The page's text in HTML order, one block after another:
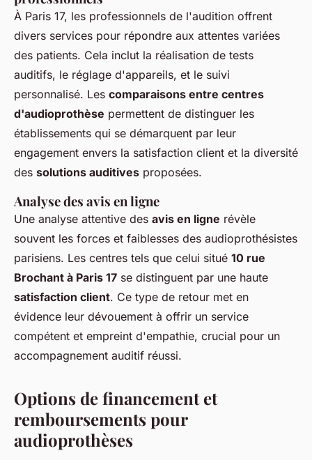
À Paris 17, les professionnels de l'audition offrent
divers services pour répondre aux attentes variées
des patients. Cela inclut la réalisation de tests
auditifs, le réglage d'appareils, et le suivi
personnalisé. Les comparaisons entre centres
d'audioprothèse permettent de distinguer les
établissements qui se démarquent par leur
engagement envers la satisfaction client et la diversité
des solutions auditives proposées.
Analyse des avis en ligne
Une analyse attentive des avis en ligne révèle
souvent les forces et faiblesses des audioprothésistes
parisiens. Les centres tels que celui situé 10 rue
Brochant à Paris 17 se distinguent par une haute
satisfaction client. Ce type de retour met en
évidence leur dévouement à offrir un service
compétent et empreint d'empathie, crucial pour un
accompagnement auditif réussi.
Options de financement et
remboursements pour
audioprothèses